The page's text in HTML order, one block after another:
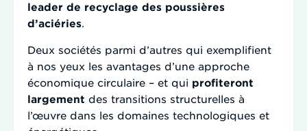
leader de recyclage des poussières
d’aciéries
Deux sociétés parmi d’autres qui exemplifient
à nos yeux les avantages d’une approche
économique circulaire – et qui profiteront
largement des transitions structurelles à
l’œuvre dans les domaines technologiques et